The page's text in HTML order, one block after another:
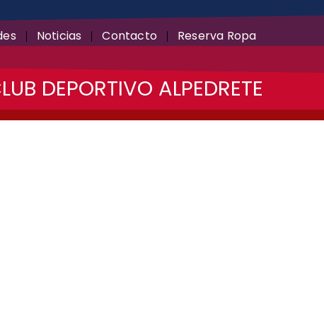
Noticias Contacto Reserva Ropa
DEPORTIVO ALPEDRETE